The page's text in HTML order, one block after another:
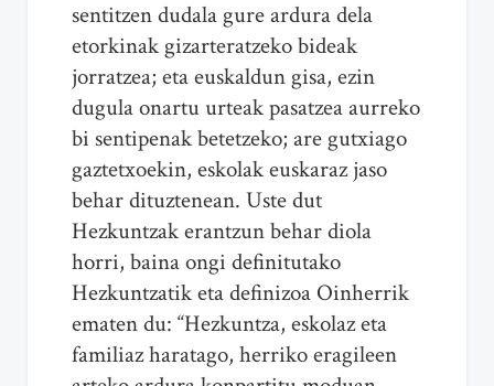
sentitzen dudala gure ardura dela
etorkinak gizarteratzeko bideak
jorratzea; eta euskaldun gisa, ezin
dugula onartu urteak pasatzea aurreko
bi sentipenak betetzeko; are gutxiago
gaztetxoekin, eskolak euskaraz jaso
behar dituztenean. Uste dut
Hezkuntzak erantzun behar diola
horri, baina ongi definitutako
Hezkuntzatik eta definizoa Oinherrik
ematen du: “Hezkuntza, eskolaz eta
familiaz haratago, herriko eragileen